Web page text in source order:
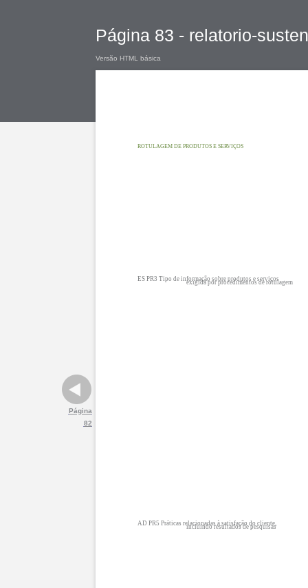
Página 83 - relatorio-
Versão HTML básica
Página
82
ROTULAGEM DE PRODUTOS E SERVIÇOS
ES PR3 Tipo de informação sobre produtos e serviços
exigida por procedimentos de rotulagem
AD PR5 Práticas relacionadas à satisfação do cliente,
incluindo resultados de pesquisas